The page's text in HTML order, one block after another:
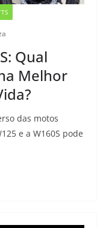
Qual
Melhor
das motos
e a W160S pode